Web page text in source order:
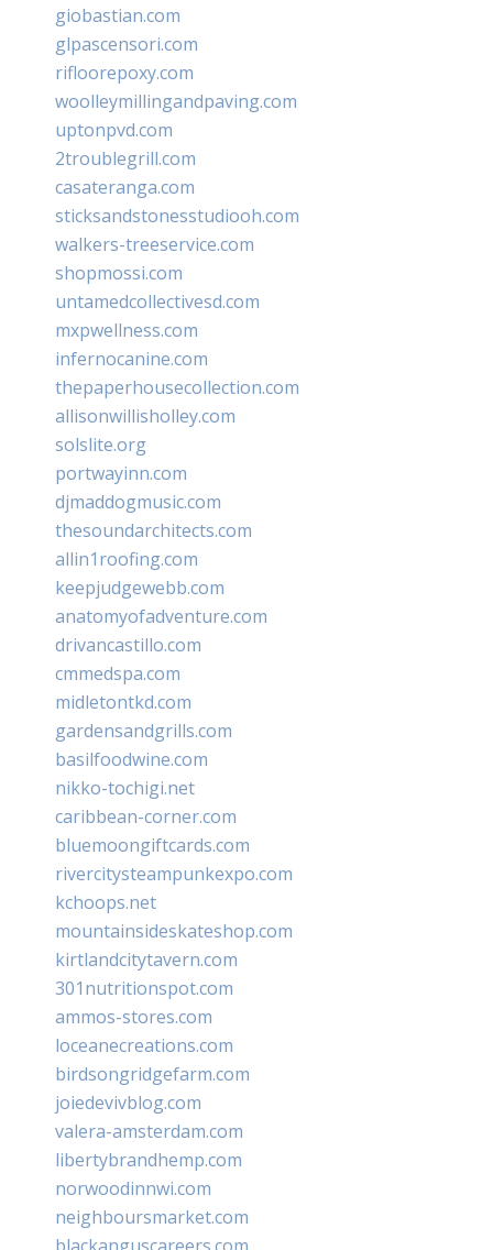
giobastian.com
glpascensori.com
rifloorepoxy.com
woolleymillingandpaving.com
uptonpvd.com
2troublegrill.com
casateranga.com
sticksandstonesstudiooh.com
walkers-treeservice.com
shopmossi.com
untamedcollectivesd.com
mxpwellness.com
infernocanine.com
thepaperhousecollection.com
allisonwillisholley.com
solslite.org
portwayinn.com
djmaddogmusic.com
thesoundarchitects.com
allin1roofing.com
keepjudgewebb.com
anatomyofadventure.com
drivancastillo.com
cmmedspa.com
midletontkd.com
gardensandgrills.com
basilfoodwine.com
nikko-tochigi.net
caribbean-corner.com
bluemoongiftcards.com
rivercitysteampunkexpo.com
kchoops.net
mountainsideskateshop.com
kirtlandcitytavern.com
301nutritionspot.com
ammos-stores.com
loceanecreations.com
birdsongridgefarm.com
joiedevivblog.com
valera-amsterdam.com
libertybrandhemp.com
norwoodinnwi.com
neighboursmarket.com